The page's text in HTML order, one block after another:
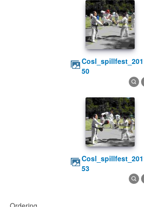
cosl_spillfest_2011
50
cosl_spillfest_2011
53